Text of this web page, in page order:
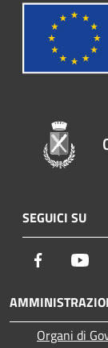
SEGUICI SU
Facebook
Organi di